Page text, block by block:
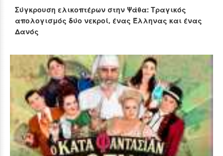
Σύγκρουση ελικοπτέρων στην Ψάθα: Τραγικός
απολογισμός δύο νεκροί, ένας Έλληνας και ένας
Δανός